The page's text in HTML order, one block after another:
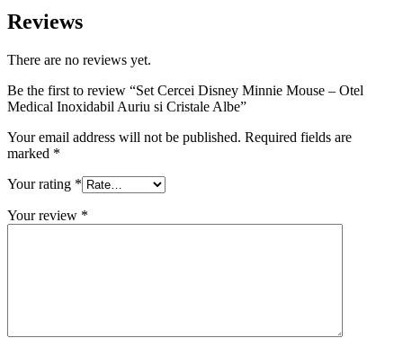
Reviews
There are no reviews yet.
Be the first to review “Set Cercei Disney Minnie Mouse – Otel
Medical Inoxidabil Auriu si Cristale Albe”
Your email address will not be published. Required fields are
marked *
Your rating *
Your review *